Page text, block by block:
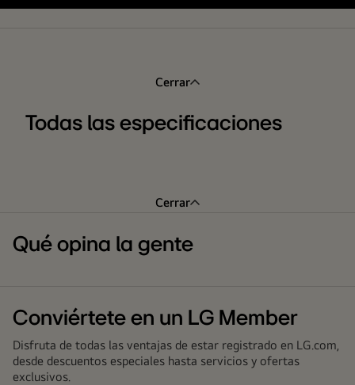
Cerrar
Todas las especificaciones
Cerrar
Qué opina la gente
Conviértete en un LG Member
Disfruta de todas las ventajas de estar registrado en LG.com,
desde descuentos especiales hasta servicios y ofertas
exclusivos.